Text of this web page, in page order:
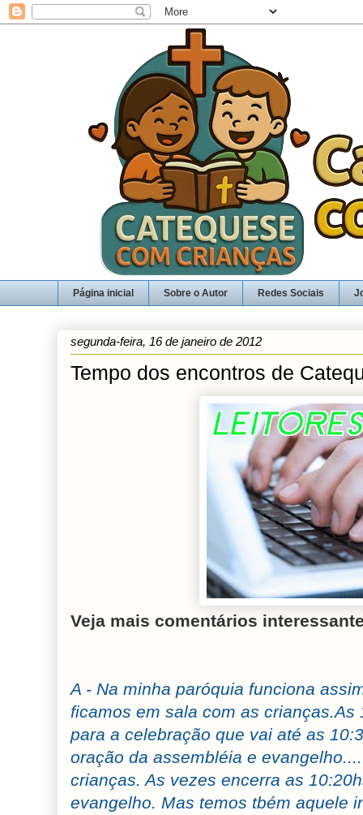
Página inicial Sobre o Autor Redes Sociais
segunda-feira, 16 de janeiro de 2012
Tempo dos encontros de
Veja mais comentários
A - Na minha paróquia funciona
ficamos em sala com as
para a celebração que vai até as
oração da assembléia e
crianças. As vezes encerra as
evangelho. Mas temos tbém aquele